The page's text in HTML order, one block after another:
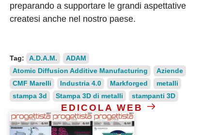
preparando a supportare le grandi aspettative
createsi anche nel nostro paese.
Tag: A.D.A.M.
ADAM
Atomic Diffusion Additive Manufacturing
Aziende
CMF Marelli
Industria 4.0 Markforged
metalli
stampa 3d
Stampa 3D di metalli stampanti 3D
EDICOLA WEB